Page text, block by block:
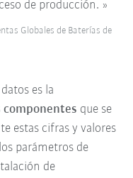
de producción.
Globales de Baterías de
es la
que se
estas cifras y valores
parámetros de
de